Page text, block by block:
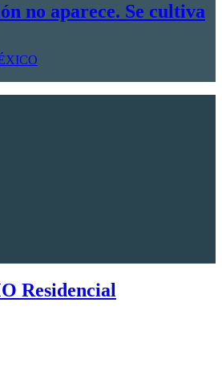
no aparece. Se cultiva
Residencial